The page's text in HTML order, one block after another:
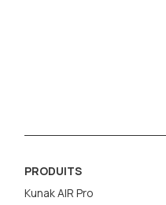
PRODUITS
Kunak AIR Pro